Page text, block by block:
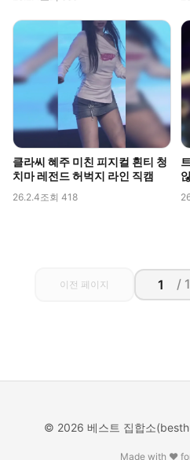
클라씨 혜주 미친 피지컬 흰티 청
치마 레전드 허벅지 라인 직캠
26.2.4조회 418
이전 페이지 /
© 2026 베스트 집합소
Made with ❤️